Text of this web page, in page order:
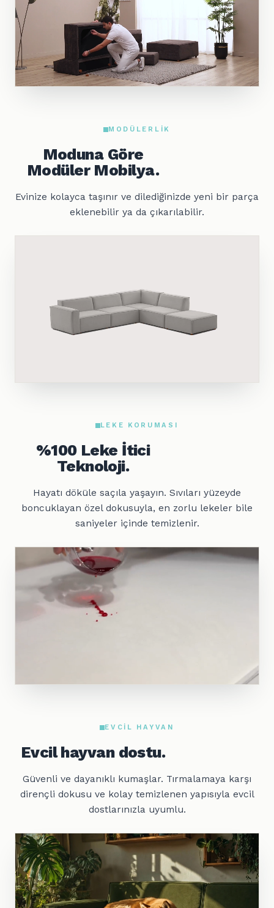
MODÜLERLIK
Moduna Göre
Modüler Mobilya.
Evinize kolayca taşınır ve dilediğinizde yeni bir parça
eklenebilir ya da çıkarılabilir.
LEKE KORUMASI
%100 Leke İtici
Teknoloji.
Hayatı döküle saçıla yaşayın. Sıvıları yüzeyde
boncuklayan özel dokusuyla, en zorlu lekeler bile
saniyeler içinde temizlenir.
EVCIL HAYVAN
Evcil hayvan dostu.
Güvenli ve dayanıklı kumaşlar. Tırmalamaya karşı
dirençli dokusu ve kolay temizlenen yapısıyla evcil
dostlarınızla uyumlu.